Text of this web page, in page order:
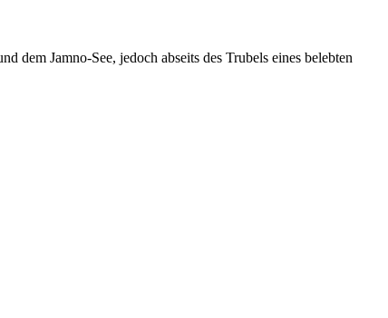
Jamno-See, jedoch abseits des Trubels eines belebten